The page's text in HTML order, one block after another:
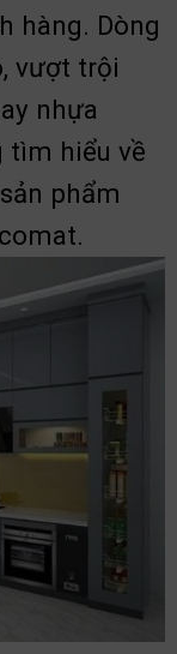
hàng. Dòng
vượt trội
nhựa
tìm hiểu về
phẩm